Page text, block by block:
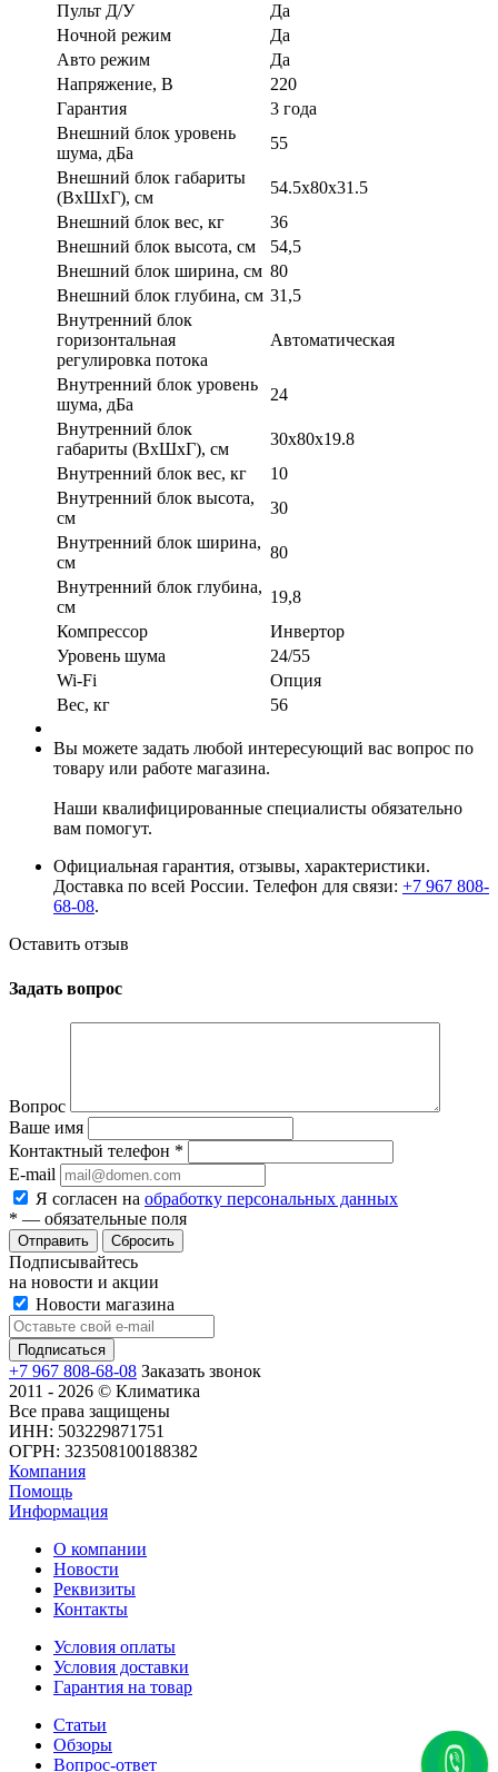
Пульт Д/У
Да
Ночной режим
Да
Авто режим
Да
Напряжение, В
220
Гарантия
3 года
Внешний блок уровень
шума, дБа
55
Внешний блок габариты
(ВхШхГ), см
54.5х80х31.5
Внешний блок вес, кг
36
Внешний блок высота, см
54,5
Внешний блок ширина, см 80
Внешний блок глубина, см 31,5
Внутренний блок
горизонтальная
регулировка потока
Автоматическая
Внутренний блок уровень
шума, дБа
24
Внутренний блок
габариты (ВхШхГ), см
30х80х19.8
Внутренний блок вес, кг
10
Внутренний блок высота,
см
30
Внутренний блок ширина,
см
80
Внутренний блок глубина,
см
19,8
Компрессор
Инвертор
Уровень шума
24/55
Wi-Fi
Опция
Вес, кг
56
Вы можете задать любой интересующий вас вопрос по
товару или работе магазина.
Наши квалифицированные специалисты обязательно
вам помогут.
Официальная гарантия, отзывы, характеристики.
Доставка по всей России. Телефон для связи: +7 967 808-
68-08.
Оставить отзыв
Задать вопрос
Вопрос
Ваше имя
Контактный телефон *
E-mail
Я согласен на обработку персональных данных
* — обязательные поля
Сбросить
Подписывайтесь
на новости и акции
Новости магазина
+7 967 808-68-08 Заказать звонок
2011 - 2026 © Климатика
Все права защищены
ИНН: 503229871751
ОГРН: 323508100188382
Компания
Помощь
Информация
О компании
Новости
Реквизиты
Контакты
Условия оплаты
Условия доставки
Гарантия на товар
Статьи
Обзоры
Вопрос-ответ